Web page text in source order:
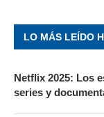
LO MÁS LEÍDO
Netflix 2025: Los
series y